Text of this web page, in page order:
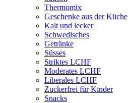
Thermomix
Geschenke aus der Küche
Kalt und lecker
Schwedisches
Getränke
Süsses
Striktes LCHF
Moderates LCHF
Liberales LCHF
Zuckerfrei für Kinder
Snacks